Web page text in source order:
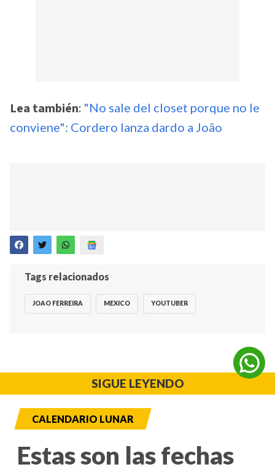
Lea también: "No sale del closet porque no le
conviene": Cordero lanza dardo a João
Tags relacionados
JOAO FERREIRA MEXICO YOUTUBER
SIGUE LEYENDO
CALENDARIO LUNAR
Estas son las fechas